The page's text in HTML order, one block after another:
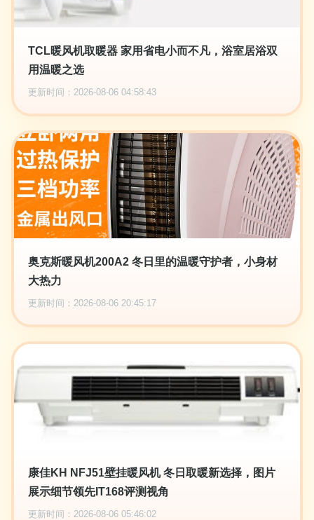
TCL暖风机取暖器 家用省电小而不凡，浴室居浴双
用温暖之选
更新时间：2026-08-06 04:58:43
奥克斯暖风机200A2 冬日里的温暖守护者，小身材
大热力
更新时间：2026-08-06 20:45:17
康佳KH NFJ51壁挂暖风机 冬日取暖新选择，图片
展示细节领先IT168评测视角
更新时间：2026-08-06 05:46:02